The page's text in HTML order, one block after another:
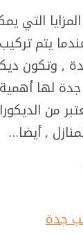
التي
يتم تركيب
, وتكون
جدة لها
من
, أيضا…